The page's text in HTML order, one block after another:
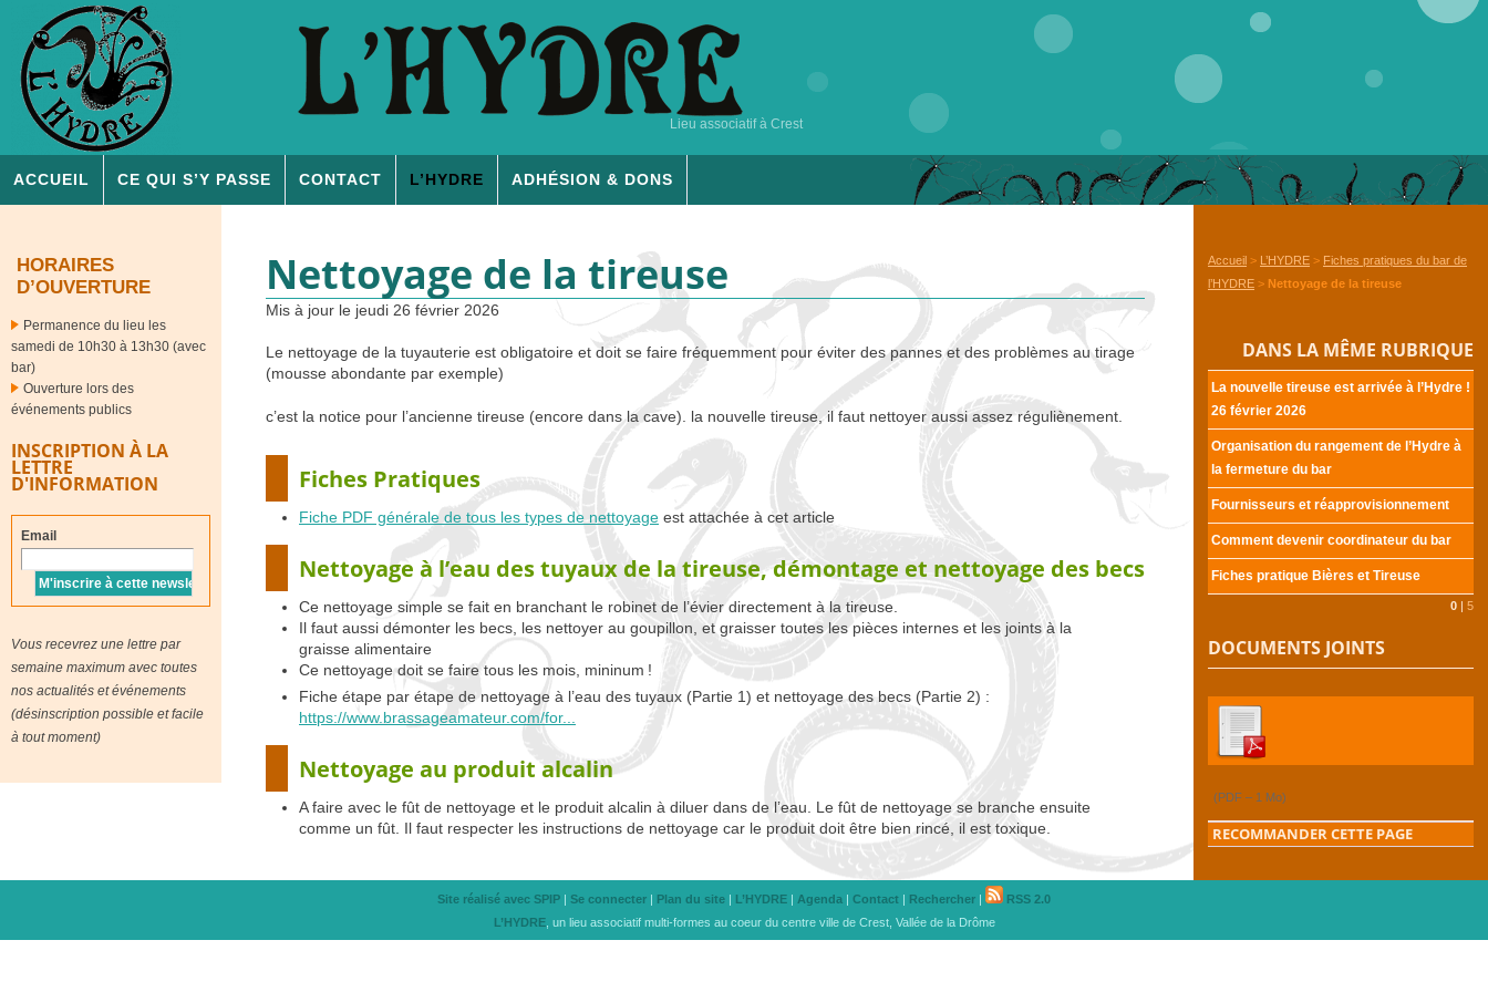
Lieu associatif à Crest
ACCUEIL CE QUI S’Y PASSE CONTACT L’HYDRE ADHÉSION & DONS
Nettoyage de la tireuse
Mis à jour le jeudi 26 février 2026
Le nettoyage de la tuyauterie est obligatoire et doit se faire fréquemment pour éviter des pannes et des problèmes au tirage
(mousse abondante par exemple)
c’est la notice pour l’ancienne tireuse (encore dans la cave). la nouvelle tireuse, il faut nettoyer aussi assez réguliènement.
Fiches Pratiques
Fiche PDF générale de tous les types de nettoyage est attachée à cet article
Nettoyage à l’eau des tuyaux de la tireuse, démontage et nettoyage des becs
Ce nettoyage simple se fait en branchant le robinet de l’évier directement à la tireuse.
Il faut aussi démonter les becs, les nettoyer au goupillon, et graisser toutes les pièces internes et les joints à la
graisse alimentaire
Ce nettoyage doit se faire tous les mois, mininum !
Fiche étape par étape de nettoyage à l’eau des tuyaux (Partie 1) et nettoyage des becs (Partie 2) :
https://www.brassageamateur.com/for...
Nettoyage au produit alcalin
A faire avec le fût de nettoyage et le produit alcalin à diluer dans de l’eau. Le fût de nettoyage se branche ensuite
comme un fût. Il faut respecter les instructions de nettoyage car le produit doit être bien rincé, il est toxique.
Accueil > L’HYDRE > Fiches pratiques du bar de
l’HYDRE > Nettoyage de la tireuse
DANS LA MÊME RUBRIQUE
La nouvelle tireuse est arrivée à l’Hydre !
26 février 2026
Organisation du rangement de l’Hydre à
la fermeture du bar
Fournisseurs et réapprovisionnement
Comment devenir coordinateur du bar
Fiches pratique Bières et Tireuse
0 | 5
DOCUMENTS JOINTS
(PDF – 1 Mo)
RECOMMANDER CETTE PAGE
HORAIRES
D’OUVERTURE
Permanence du lieu les
samedi de 10h30 à 13h30 (avec
bar)
Ouverture lors des
événements publics
INSCRIPTION À LA
LETTRE
D'INFORMATION
Email
Vous recevrez une lettre par
semaine maximum avec toutes
nos actualités et événements
(désinscription possible et facile
à tout moment)
Site réalisé avec SPIP | Se connecter | Plan du site | L’HYDRE | Agenda | Contact | Rechercher |
RSS 2.0
L’HYDRE, un lieu associatif multi-formes au coeur du centre ville de Crest, Vallée de la Drôme